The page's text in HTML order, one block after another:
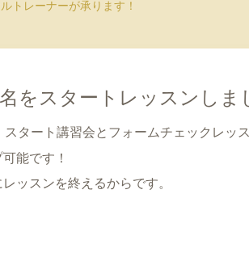
トレーナーが承ります！
をスタートレッスンしま
タート講習会とフォームチェックレッ
能です！
ッスンを終えるからです。